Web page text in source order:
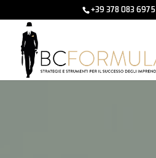
+39 378 083 6975